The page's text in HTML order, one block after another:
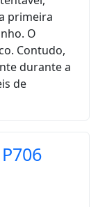
primeira
O
Contudo,
durante a
de